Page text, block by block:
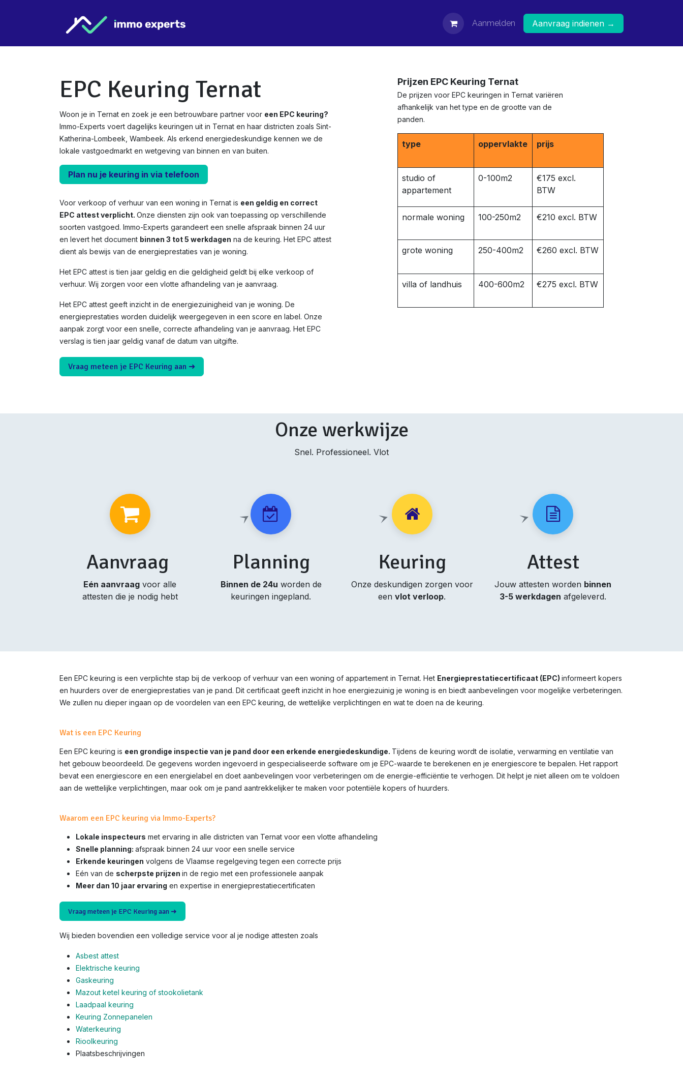
Contact Aanmelden Aanvraag indienen →
EPC Keuring Ternat
Woon je in Ternat en zoek je een betrouwbare partner voor een EPC keuring?
Immo-Experts voert dagelijks keuringen uit in Ternat en haar districten zoals Sint-
Katherina-Lombeek, Wambeek. Als erkend energiedeskundige kennen we de
lokale vastgoedmarkt en wetgeving van binnen en van buiten.
Plan nu je keuring in via telefoon
Voor verkoop of verhuur van een woning in Ternat is een geldig en correct
EPC attest verplicht. Onze diensten zijn ook van toepassing op verschillende
soorten vastgoed. Immo-Experts garandeert een snelle afspraak binnen 24 uur
en levert het document binnen 3 tot 5 werkdagen na de keuring. Het EPC attest
dient als bewijs van de energieprestaties van je woning.
Het EPC attest is tien jaar geldig en die geldigheid geldt bij elke verkoop of
verhuur. Wij zorgen voor een vlotte afhandeling van je aanvraag.
Het EPC attest geeft inzicht in de energiezuinigheid van je woning. De
energieprestaties worden duidelijk weergegeven in een score en label. Onze
aanpak zorgt voor een snelle, correcte afhandeling van je aanvraag. Het EPC
verslag is tien jaar geldig vanaf de datum van uitgifte.
Vraag meteen je EPC Keuring aan ➜
Prijzen EPC Keuring Ternat
De prijzen voor EPC keuringen in Ternat variëren
afhankelijk van het type en de grootte van de
panden.
type oppervlakte prijs
studio of
appartement
0-100m2
€175 excl.
BTW
normale woning 100-250m2 €210 excl. BTW
grote woning 250-400m2 €260 excl. BTW
villa of landhuis 400-600m2 €275 excl. BTW
Onze werkwijze
Snel. Professioneel. Vlot
Aanvraag
Eén aanvraag voor alle
attesten die je nodig hebt
Planning
Binnen de 24u worden de
keuringen ingepland.
Keuring
Onze deskundigen zorgen voor
eenvlot verloop.
Attest
Jouw attesten worden binnen
3-5 werkdagen afgeleverd.
Een EPC keuring is een verplichte stap bij de verkoop of verhuur van een woning of appartement in Ternat. Het Energieprestatiecertificaat (EPC) informeert kopers
en huurders over de energieprestaties van je pand. Dit certificaat geeft inzicht in hoe energiezuinig je woning is en biedt aanbevelingen voor mogelijke verbeteringen.
We zullen nu dieper ingaan op de voordelen van een EPC keuring, de wettelijke verplichtingen en wat te doen na de keuring.
Wat is een EPC Keuring
Een EPC keuring is een grondige inspectie van je pand door een erkende energiedeskundige. Tijdens de keuring wordt de isolatie, verwarming en ventilatie van
het gebouw beoordeeld. De gegevens worden ingevoerd in gespecialiseerde software om je EPC-waarde te berekenen en je energiescore te bepalen. Het rapport
bevat een energiescore en een energielabel en doet aanbevelingen voor verbeteringen om de energie-efficiëntie te verhogen. Dit helpt je niet alleen om te voldoen
aan de wettelijke verplichtingen, maar ook om je pand aantrekkelijker te maken voor potentiële kopers of huurders.
Waarom een EPC keuring via Immo-Experts?
Lokale inspecteurs met ervaring in alle districten van Ternat voor een vlotte afhandeling
Snelle planning: afspraak binnen 24 uur voor een snelle service
Erkende keuringen volgens de Vlaamse regelgeving tegen een correcte prijs
Eén van de scherpste prijzen in de regio met een professionele aanpak
Meer dan 10 jaar ervaring en expertise in energieprestatiecertificaten
Vraag meteen je EPC Keuring aan ➜
Wij bieden bovendien een volledige service voor al je nodige attesten zoals
Asbest attest
Elektrische keuring
Gaskeuring
Mazout ketel keuring of stookolietank
Laadpaal keuring
Keuring Zonnepanelen
Waterkeuring
Rioolkeuring
Plaatsbeschrijvingen